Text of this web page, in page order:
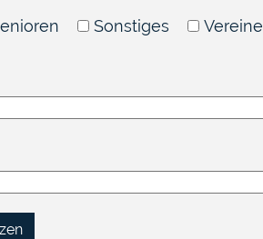
Sonstiges Vereine